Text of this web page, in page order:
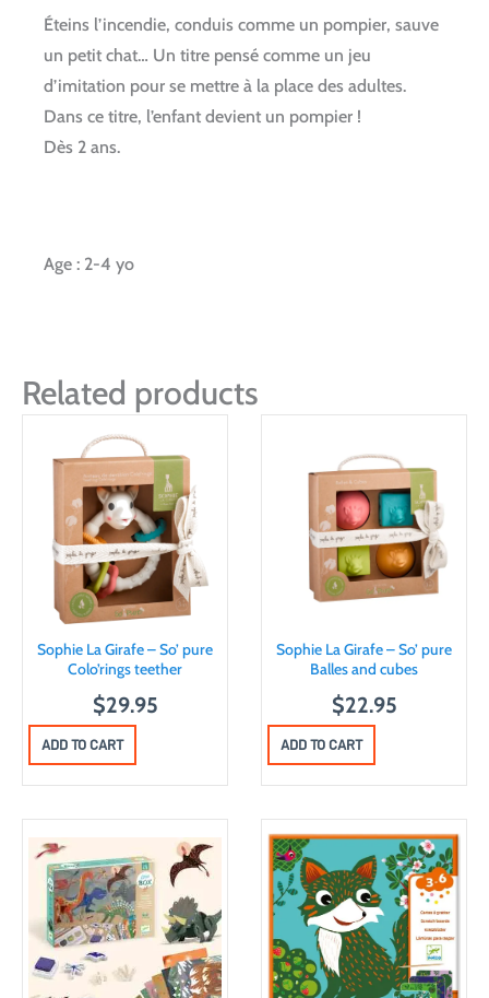
Éteins l’incendie, conduis comme un pompier, sauve
un petit chat… Un titre pensé comme un jeu
d’imitation pour se mettre à la place des adultes.
Dans ce titre, l’enfant devient un pompier !
Dès 2 ans.
Age : 2-4 yo
Related products
Sophie La Girafe – So’ pure
Colo’rings teether
$29.95
ADD TO CART
Sophie La Girafe – So’ pure
Balles and cubes
$22.95
ADD TO CART